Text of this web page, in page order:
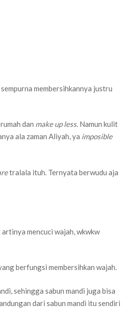
membersihkannya justru
dan make up less. Namun kulit
ala zaman Aliyah, ya imposible
tralala ituh. Ternyata berwudu aja
mencuci wajah, wkwkw
berfungsi membersihkan wajah.
sehingga sabun mandi juga bisa
dari sabun mandi itu sendiri